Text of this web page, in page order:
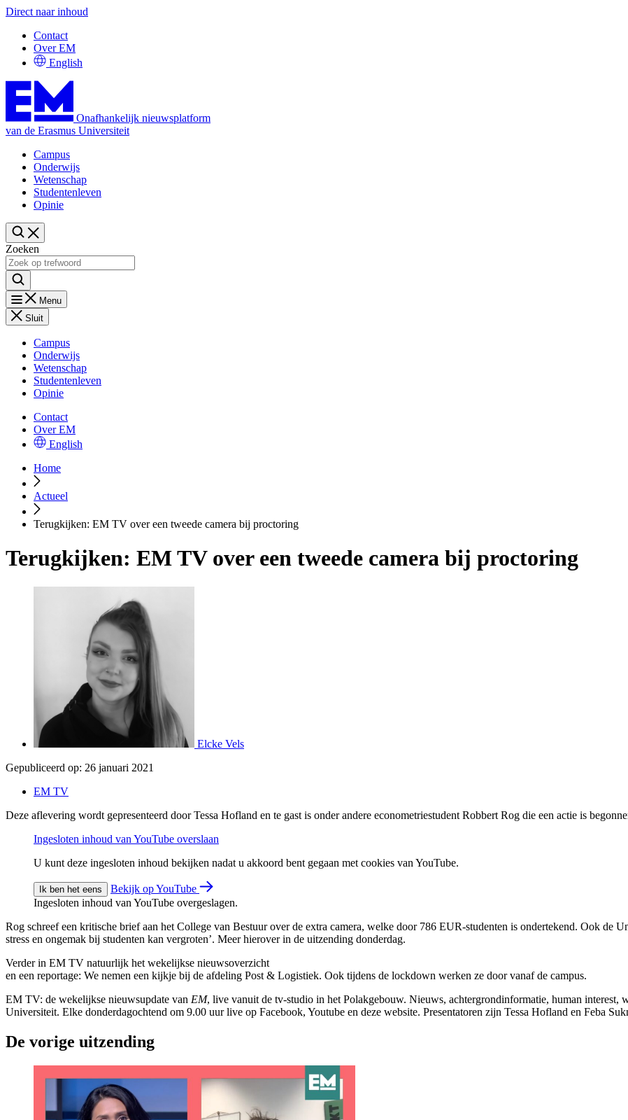
Direct naar inhoud
Contact
Over EM
English
Onafhankelijk nieuwsplatform
van de Erasmus Universiteit
Campus
Onderwijs
Wetenschap
Studentenleven
Opinie
Zoeken
Menu
Sluit
Campus
Onderwijs
Wetenschap
Studentenleven
Opinie
Contact
Over EM
English
Home
Actueel
Terugkijken: EM TV over een tweede camera bij proctoring
Terugkijken: EM TV over een tweede camera bij proctoring
Elcke Vels
Gepubliceerd op: 26 januari 2021
EM TV
Deze aflevering wordt gepresenteerd door Tessa Hofland en te gast is onder andere econometriestudent Robbert Rog die een actie is
Ingesloten inhoud van YouTube overslaan
U kunt deze ingesloten inhoud bekijken nadat u akkoord bent gegaan met cookies van YouTube.
Ik ben het eens
Bekijk op YouTube
Ingesloten inhoud van YouTube overgeslagen.
Rog schreef een kritische brief aan het College van Bestuur over de extra camera, welke door 786 EUR-studenten is ondertekend. Ook de
stress en ongemak bij studenten kan vergroten’. Meer hierover in de uitzending donderdag.
Verder in EM TV natuurlijk het wekelijkse nieuwsoverzicht
en een reportage: We nemen een kijkje bij de afdeling Post & Logistiek. Ook tijdens de lockdown werken ze door vanaf de campus.
EM TV: de wekelijkse nieuwsupdate van EM, live vanuit de tv-studio in het Polakgebouw. Nieuws, achtergrondinformatie, human interest,
Universiteit. Elke donderdagochtend om 9.00 uur live op Facebook, Youtube en deze website. Presentatoren zijn Tessa Hofland en Feba
De vorige uitzending